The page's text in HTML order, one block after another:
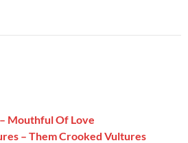
Mouthful Of Love
– Them Crooked Vultures